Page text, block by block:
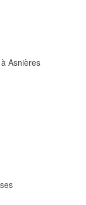
Asnières